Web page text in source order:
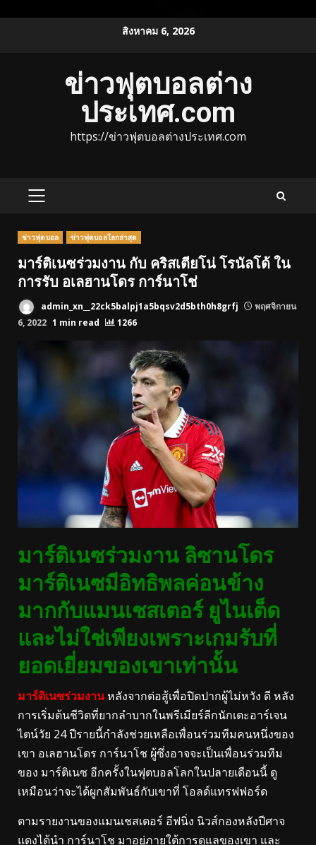
สิงหาคม 6, 2026
ข่าวฟุตบอลต่าง
ประเทศ.com
https://ข่าวฟุตบอลต่างประเทศ.com
PRIMARY
ข่าวฟุตบอล ข่าวฟุตบอลโลกล่าสุด
มาร์ติเนซร่วมงาน กับ คริสเตียโน่ โรนัลโด้ ใน
การรับ อเลฮานโดร การ์นาโช่
admin_xn__22ck5balpj1a5bqsv2d5bth0h8grfj
พฤศจิกายน
6, 2022 1 min read 1266
มาร์ติเนซร่วมงาน ลิซานโดร
มาร์ติเนซมีอิทธิพลค่อนข้าง
มากกับแมนเชสเตอร์ ยูไนเต็ด
และไม่ใช่เพียงเพราะเกมรับที่
ยอดเยี่ยมของเขาเท่านั้น
มาร์ติเนซร่วมงานหลังจากต่อสู้เพื่อปิดปากผู้ไม่หวัง ดี หลัง
การเริ่มต้นชีวิตที่ยากลำบากในพรีเมียร์ลีกนักเตะอาร์เจน
ไตน์วัย 24 ปีรายนี้กำลังช่วยเหลือเพื่อนร่วมทีมคนหนึ่งของ
เขา อเลฮานโดร การ์นาโช ผู้ซึ่งอาจจะเป็นเพื่อนร่วมทีม
ของ มาร์ติเนซ อีกครั้งในฟุตบอลโลกในปลายเดือนนี้ ดู
เหมือนว่าจะได้ผูกสัมพันธ์กับเขาที่ โอลด์แทรฟฟอร์ด
ตามรายงานของแมนเชสเตอร์ อีฟนิ่ง นิวส์กองหลังปีศาจ
แดงได้นำ การ์นาโช มาอยู่ภายใต้การดูแลของเขา และ